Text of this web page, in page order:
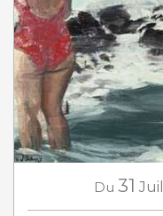
Du 31